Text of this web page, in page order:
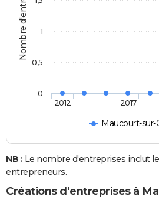
Maucourt-sur-
2012 2017
0
0,5
1
NB : Le nombre d'entreprises inclut
entrepreneurs.
Créations d'entreprises à